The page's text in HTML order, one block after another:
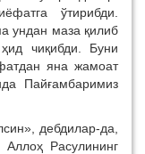
ўтирибди.
ундан маза қилиб
чиқибди. Буни
яна жамоат
Пайғамбаримиз
дебдилар-да,
Аллоҳ Расулининг